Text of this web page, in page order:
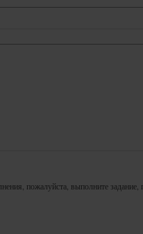
пожалуйста, выполните